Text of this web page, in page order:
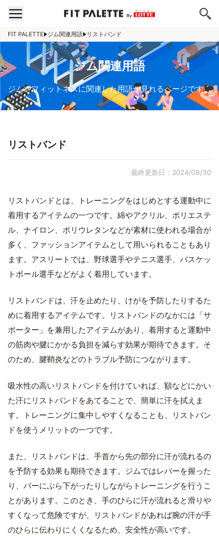
FIT PALETTE ジム関連用語 リストバンド
ジム関連用語
ジムやフィットネスに関連した用語が見れるページです。
リストバンド
最終更新日：2024/08/30
リストバンドとは、トレーニングをはじめとする運動中に
着用するアイテムの一つです。綿やアクリル、ポリエステ
ル、ナイロン、ポリウレタンなどが素材に使われる場合が
多く、ファッションアイテムとして用いられることもあり
ます。アスリートでは、野球選手やテニス選手、バスケッ
トボール選手などがよく着用しています。
リストバンドは、汗を止めたり、けがを予防したりするた
めに着用するアイテムです。リストバンドのなかには「サ
ポーター」を兼用したアイテムがあり、着用すると運動中
の筋肉や腱にかかる負担を減らす効果が期待できます。そ
のため、腱鞘炎などのトラブル予防につながります。
吸水性の高いリストバンドを付けていれば、額などにかい
た汗にリストバンドをあてることで、簡単に汗を拭えま
す。トレーニングに集中しやすくなることも、リストバン
ドを使うメリットの一つです。
また、リストバンドは、手首から先の部分に汗が流れるの
を予防する効果も期待できます。ジムではレバーを握った
り、バーにぶら下がったりしながらトレーニングを行うこ
とがあります。このとき、手のひらに汗が流れると滑りや
すくなって危険ですが、リストバンドがあれば腕の汗が手
のひらに伝わりにくくなるため、安全性が高いです。